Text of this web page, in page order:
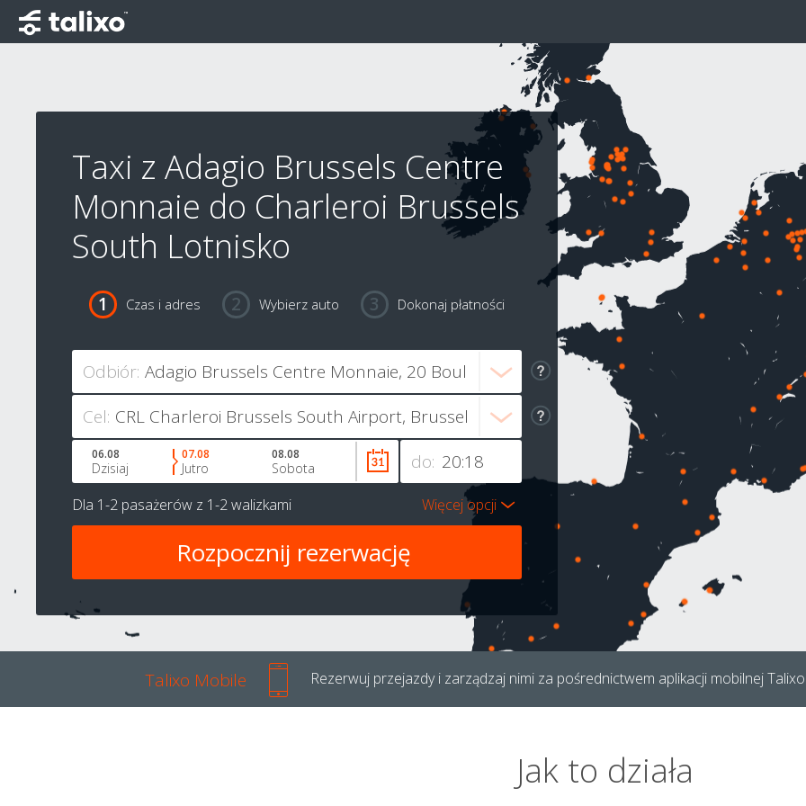
Taxi z Adagio Brussels Centre
Monnaie do Charleroi Brussels
South Lotnisko
Czas i adres Wybierz auto Dokonaj płatności
Odbiór:
Cel:
do:
06.08
Dzisiaj
07.08
Jutro
08.08
Sobota
Dla 1-2 pasażerów z 1-2 walizkami Więcej opcji
Talixo Mobile Rezerwuj przejazdy i zarządzaj nimi za pośrednictwem aplikacji mobilnej
Jak to działa